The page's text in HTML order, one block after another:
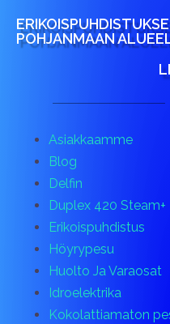
POHJANMAAN
Asiakkaamme
Blog
Delfin
Duplex 420 Steam+
Erikoispuhdistus
Höyrypesu
Huolto Ja Varaosat
Idroelektrika
Kokolattiamaton